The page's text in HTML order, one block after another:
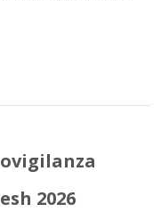
2026